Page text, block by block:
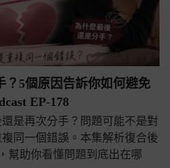
？5個原因告訴你如何避免
EP-178
是再次分手？問題可能不是對
同一個錯誤。本集解析復合後
幫助你看懂問題到底出在哪